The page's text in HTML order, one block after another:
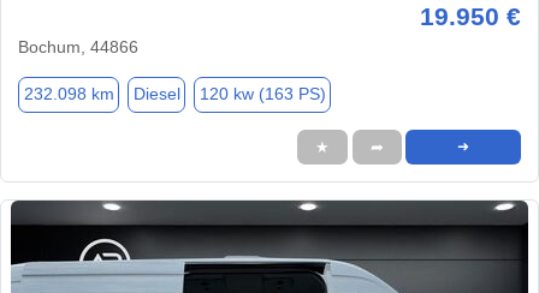
19.950 €
Bochum, 44866
232.098 km Diesel 120 kw (163 PS)
★ ➦ ➜